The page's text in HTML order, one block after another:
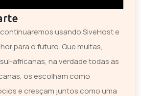
usando SiveHost e
para o futuro. Que muitas,
africanas, na verdade todas as
os escolham como
e cresçam juntos como uma